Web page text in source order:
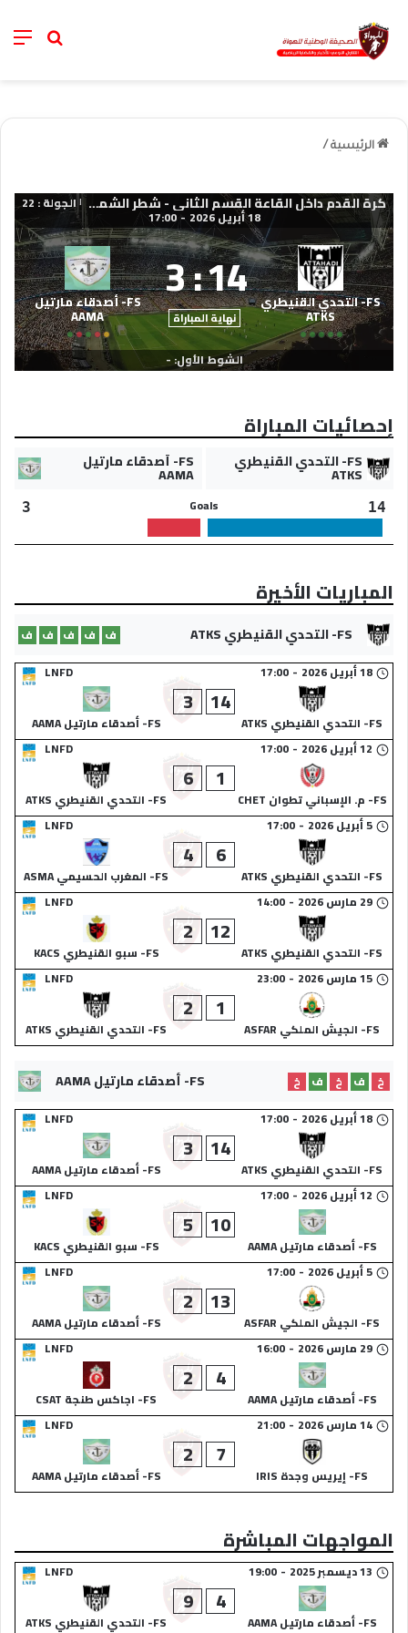
خانة
الرئيسية /
كرة القدم داخل القاعة القسم الثاني - شطر الشمال 2025-2026 | الجولة : 22
18 أبريل 2026 -
17:00
FS- التحدي القنيطري
ATKS
14
:
3
نهاية المباراة
FS- أصدقاء مارتيل
AAMA
الشوط الأول: -
إحصائيات المباراة
FS- التحدي القنيطري
ATKS
FS- أصدقاء مارتيل
AAMA
14
Goals
3
المباريات الأخيرة
FS- التحدي القنيطري ATKS ف ف ف ف ف
LNFD
18 أبريل 2026 -
17:00
FS- التحدي القنيطري ATKS
14
3
FS- أصدقاء مارتيل AAMA
LNFD
12 أبريل 2026 -
17:00
FS- م. الإسباني تطوان CHET
1
6
FS- التحدي القنيطري ATKS
LNFD
5 أبريل 2026 -
17:00
FS- التحدي القنيطري ATKS
6
4
FS- المغرب الحسيمي ASMA
LNFD
29 مارس 2026 -
14:00
FS- التحدي القنيطري ATKS
12
2
FS- سبو القنيطري KACS
LNFD
15 مارس 2026 -
23:00
FS- الجيش الملكي ASFAR
1
2
FS- التحدي القنيطري ATKS
FS- أصدقاء مارتيل AAMA خ ف خ ف
خ
LNFD
18 أبريل 2026 -
17:00
FS- التحدي القنيطري ATKS
14
3
FS- أصدقاء مارتيل AAMA
LNFD
12 أبريل 2026 -
17:00
FS- أصدقاء مارتيل AAMA
10
5
FS- سبو القنيطري KACS
LNFD
5 أبريل 2026 -
17:00
FS- الجيش الملكي ASFAR
13
2
FS- أصدقاء مارتيل AAMA
LNFD
29 مارس 2026 -
16:00
FS- أصدقاء مارتيل AAMA
4
2
FS- اجاكس طنجة CSAT
LNFD
14 مارس 2026 -
21:00
FS- إيريس وجدة IRIS
7
2
FS- أصدقاء مارتيل AAMA
المواجهات المباشرة
LNFD 13 ديسمبر 2025 -
19:00
FS- أصدقاء مارتيل AAMA
4
9
FS- التحدي القنيطري ATKS